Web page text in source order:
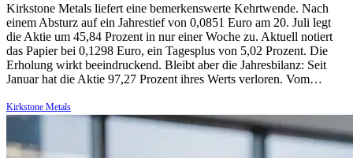
Kirkstone Metals liefert eine bemerkenswerte Kehrtwende. Nach
einem Absturz auf ein Jahrestief von 0,0851 Euro am 20. Juli legt
die Aktie um 45,84 Prozent in nur einer Woche zu. Aktuell notiert
das Papier bei 0,1298 Euro, ein Tagesplus von 5,02 Prozent. Die
Erholung wirkt beeindruckend. Bleibt aber die Jahresbilanz: Seit
Januar hat die Aktie 97,27 Prozent ihres Werts verloren. Vom…
Kirkstone Metals